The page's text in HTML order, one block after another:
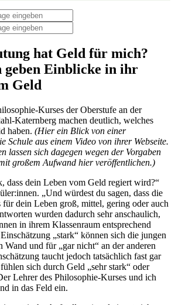
hat Geld für mich?
geben Einblicke in ihr
Geld
Kurses der Oberstufe an der
Katernberg machen deutlich, welches
haben. (Hier ein Blick von einer
Schule aus einem Video von ihrer Webseite.
lassen sich dagegen wegen der Vorgaben
großem Aufwand hier veröffentlichen.)
dass dein Leben vom Geld regiert wird?“
„Und würdest du sagen, dass die
für dein Leben groß, mittel, gering oder auch
wurden dadurch sehr anschaulich,
in ihrem Klassenraum entsprechend
„stark“ können sich die jungen
Wand und für „gar nicht“ an der anderen
taucht jedoch tatsächlich fast gar
sich durch Geld „sehr stark“ oder
Lehrer des Philosophie-Kurses und ich
in das Feld ein.